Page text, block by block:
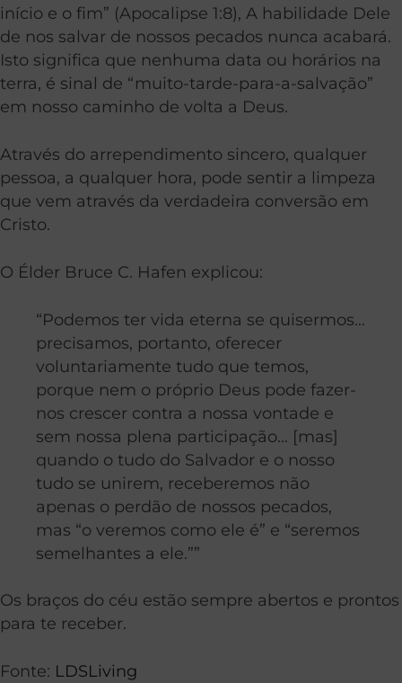
início e o fim” (Apocalipse 1:8), A habilidade Dele
de nos salvar de nossos pecados nunca acabará.
Isto significa que nenhuma data ou horários na
terra, é sinal de “muito-tarde-para-a-salvação”
em nosso caminho de volta a Deus.
Através do arrependimento sincero, qualquer
pessoa, a qualquer hora, pode sentir a limpeza
que vem através da verdadeira conversão em
Cristo.
O Élder Bruce C. Hafen explicou:
“Podemos ter vida eterna se quisermos…
precisamos, portanto, oferecer
voluntariamente tudo que temos,
porque nem o próprio Deus pode fazer-
nos crescer contra a nossa vontade e
sem nossa plena participação… [mas]
quando o tudo do Salvador e o nosso
tudo se unirem, receberemos não
apenas o perdão de nossos pecados,
mas “o veremos como ele é” e “seremos
semelhantes a ele.””
Os braços do céu estão sempre abertos e prontos
para te receber.
Fonte: LDSLiving